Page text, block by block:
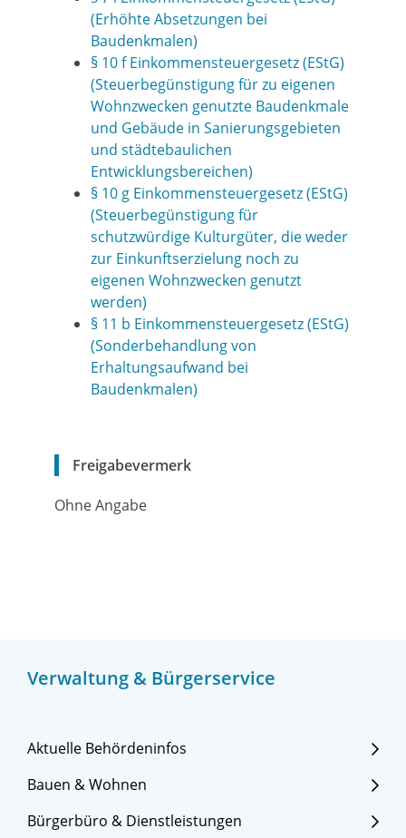
Verwaltung & Bürgerservice
Aktuelle Behördeninfos
Bauen & Wohnen
Bürgerbüro & Dienstleistungen
(Erhöhte Absetzungen bei
Baudenkmalen)
§ 10 f Einkommensteuergesetz (EStG)
(Steuerbegünstigung für zu eigenen
Wohnzwecken genutzte Baudenkmale
und Gebäude in Sanierungsgebieten
und städtebaulichen
Entwicklungsbereichen)
§ 10 g Einkommensteuergesetz (EStG)
(Steuerbegünstigung für
schutzwürdige Kulturgüter, die weder
zur Einkunftserzielung noch zu
eigenen Wohnzwecken genutzt
werden)
§ 11 b Einkommensteuergesetz (EStG)
(Sonderbehandlung von
Erhaltungsaufwand bei
Baudenkmalen)
Freigabevermerk
Ohne Angabe